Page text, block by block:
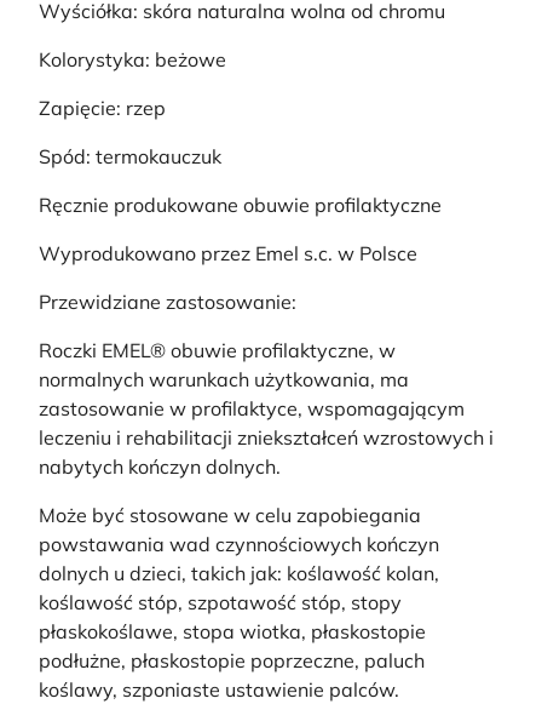
Wyściółka: skóra naturalna wolna od chromu
Kolorystyka: beżowe
Zapięcie: rzep
Spód: termokauczuk
Ręcznie produkowane obuwie profilaktyczne
Wyprodukowano przez Emel s.c. w Polsce
Przewidziane zastosowanie:
Roczki EMEL® obuwie profilaktyczne, w
normalnych warunkach użytkowania, ma
zastosowanie w profilaktyce, wspomagającym
leczeniu i rehabilitacji zniekształceń wzrostowych i
nabytych kończyn dolnych.
Może być stosowane w celu zapobiegania
powstawania wad czynnościowych kończyn
dolnych u dzieci, takich jak: koślawość kolan,
koślawość stóp, szpotawość stóp, stopy
płaskokoślawe, stopa wiotka, płaskostopie
podłużne, płaskostopie poprzeczne, paluch
koślawy, szponiaste ustawienie palców.